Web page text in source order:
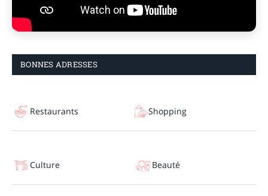
BONNES ADRESSES
Restaurants Shopping
Culture Beauté